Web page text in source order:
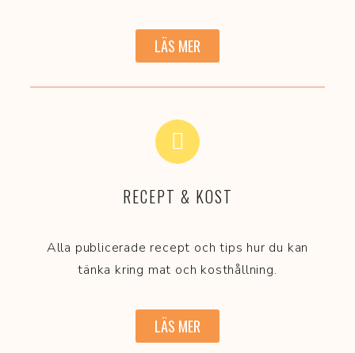
LÄS MER
RECEPT & KOST
Alla publicerade recept och tips hur du kan
tänka kring mat och kosthållning.
LÄS MER